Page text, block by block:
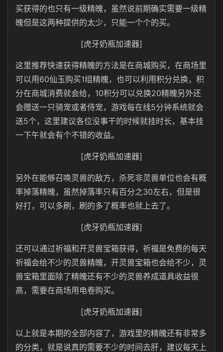
买获得的也只有一级精魄，虽然说前期确实需要一级精
魄但是这两种提供的太少，只能一个个的买。
[虎牙奶瓶加速器]
这里推荐快速获得精魄的方法是在商城购买，在商场里
可以用60仙玉购买1组精魄，也可以利用积分兑换，积
分在商城消费就会给，10积分可以兑换20精魄另外还
会赠送一只骑宠或者侍宠，游戏每在线5分钟系统就会
送5个，这里建议各位没事干的时候就挂时长，基本挂
一下午就会有个不错的收益。
[虎牙奶瓶加速器]
另外在能够召唤灵兽的敌方，杀死非灵兽单位也会有概
率掉落精魄，虽然掉落率只有百分之30左右，但是很
好打，可以多刷，刷的多了概率也就上去了。
[虎牙奶瓶加速器]
还可以通过祈福和开灵兽宝箱获得，祈福是免费的每天
祈福会给不少的灵兽精魄，开灵兽宝箱也会给不少，灵
兽宝箱里面除了精魄还有不少的灵兽养成道具收益很
高，需要在商场用电卷购买。
[虎牙奶瓶加速器]
以上就是本期的全部内容了，游戏里的精魄还有非常多
的分类，就是说真的需要不少的时间去肝，建议每天上